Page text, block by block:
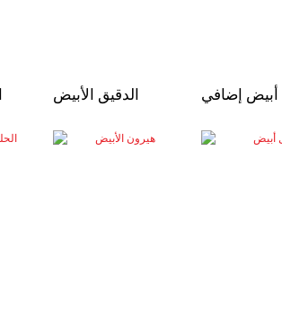
الدقيق الأبيض أبيض إضافي